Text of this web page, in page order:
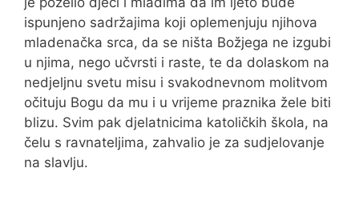
ispunjeno sadržajima koji oplemenjuju njihova
mladenačka srca, da se ništa Božjega ne izgubi
u njima, nego učvrsti i raste, te da dolaskom na
nedjeljnu svetu misu i svakodnevnom molitvom
očituju Bogu da mu i u vrijeme praznika žele biti
blizu. Svim pak djelatnicima katoličkih škola, na
čelu s ravnateljima, zahvalio je za sudjelovanje
na slavlju.